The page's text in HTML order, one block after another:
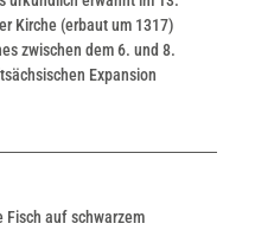
er Kirche (erbaut um 1317)
zwischen dem 6. und 8.
Expansion
Fisch auf schwarzem